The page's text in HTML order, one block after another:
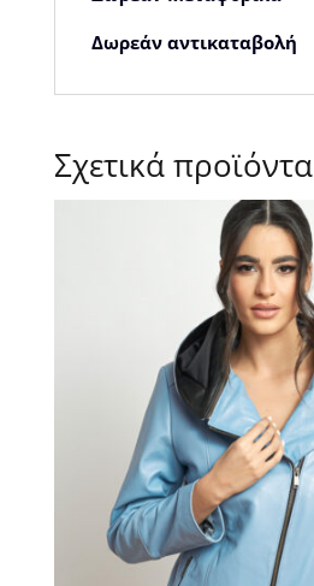
Δωρεάν αντικαταβολή
Σχετικά προϊόντα